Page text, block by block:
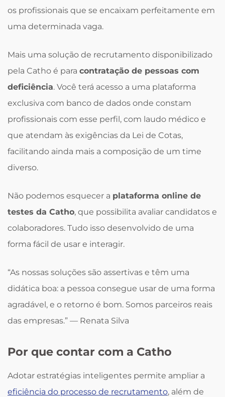
os profissionais que se encaixam perfeitamente em
uma determinada vaga.
Mais uma solução de recrutamento disponibilizado
pela Catho é para contratação de pessoas com
deficiência. Você terá acesso a uma plataforma
exclusiva com banco de dados onde constam
profissionais com esse perfil, com laudo médico e
que atendam às exigências da Lei de Cotas,
facilitando ainda mais a composição de um time
diverso.
Não podemos esquecer a plataforma online de
testes da Catho, que possibilita avaliar candidatos e
colaboradores. Tudo isso desenvolvido de uma
forma fácil de usar e interagir.
“As nossas soluções são assertivas e têm uma
didática boa: a pessoa consegue usar de uma forma
agradável, e o retorno é bom. Somos parceiros reais
das empresas.” — Renata Silva
Por que contar com a Catho
Adotar estratégias inteligentes permite ampliar a
eficiência do processo de recrutamento, além de